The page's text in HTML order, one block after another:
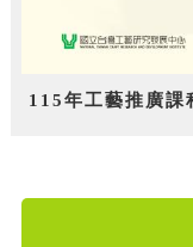
115年工藝推廣